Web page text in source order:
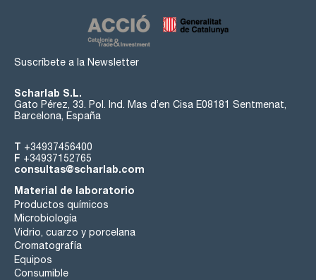
Suscríbete a la Newsletter
Scharlab S.L.
Gato Pérez, 33. Pol. Ind. Mas d’en Cisa E08181 Sentmenat,
Barcelona, España
T +34937456400
F +34937152765
consultas@scharlab.com
Material de laboratorio
Productos químicos
Microbiología
Vidrio, cuarzo y porcelana
Cromatografía
Equipos
Consumible